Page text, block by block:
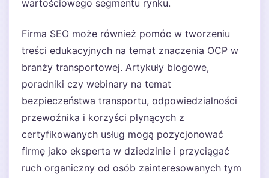
wartościowego segmentu rynku.
Firma SEO może również pomóc w tworzeniu
treści edukacyjnych na temat znaczenia OCP w
branży transportowej. Artykuły blogowe,
poradniki czy webinary na temat
bezpieczeństwa transportu, odpowiedzialności
przewoźnika i korzyści płynących z
certyfikowanych usług mogą pozycjonować
firmę jako eksperta w dziedzinie i przyciągać
ruch organiczny od osób zainteresowanych tym